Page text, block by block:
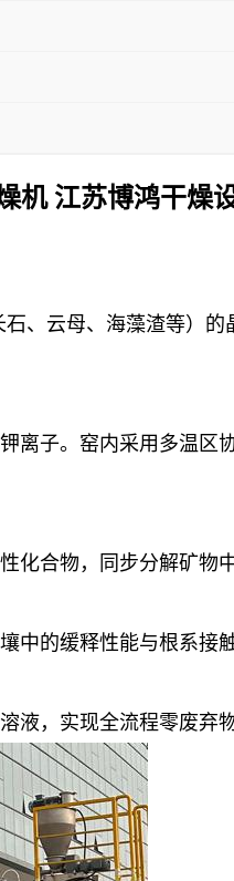
机 江苏博鸿干燥
、云母、海藻渣等）
离子。窑内采用多温区
合物，同步分解矿物
中的缓释性能与根系接触
液，实现全流程零废弃物